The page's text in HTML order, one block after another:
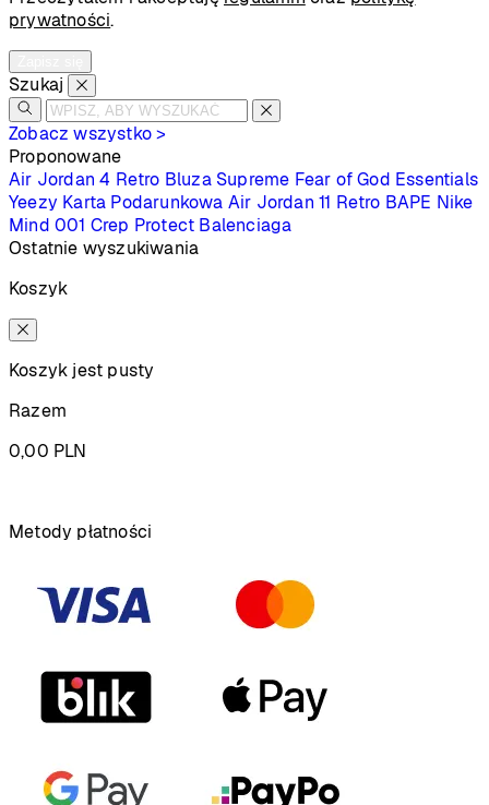
prywatności.
Szukaj
Zobacz wszystko >
Proponowane
Air Jordan 4 Retro Bluza Supreme Fear of God Essentials
Yeezy Karta Podarunkowa Air Jordan 11 Retro BAPE Nike
Mind 001 Crep Protect Balenciaga
Ostatnie wyszukiwania
Koszyk
Koszyk jest pusty
Razem
0,00 PLN
Metody płatności